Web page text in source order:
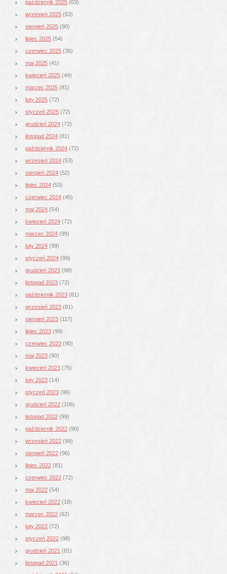
październik 2025 (63)
wrzesień 2025 (63)
sierpień 2025 (90)
lipiec 2025 (54)
czerwiec 2025 (36)
maj 2025 (41)
kwiecień 2025 (44)
marzec 2025 (81)
luty 2025 (72)
styczeń 2025 (72)
grudzień 2024 (72)
listopad 2024 (81)
październik 2024 (72)
wrzesień 2024 (53)
sierpień 2024 (52)
lipiec 2024 (53)
czerwiec 2024 (45)
maj 2024 (54)
kwiecień 2024 (72)
marzec 2024 (99)
luty 2024 (99)
styczeń 2024 (99)
grudzień 2023 (98)
listopad 2023 (72)
październik 2023 (81)
wrzesień 2023 (81)
sierpień 2023 (117)
lipiec 2023 (99)
czerwiec 2023 (90)
maj 2023 (90)
kwiecień 2023 (75)
luty 2023 (14)
styczeń 2023 (96)
grudzień 2022 (106)
listopad 2022 (99)
październik 2022 (90)
wrzesień 2022 (99)
sierpień 2022 (96)
lipiec 2022 (81)
czerwiec 2022 (72)
maj 2022 (54)
kwiecień 2022 (18)
marzec 2022 (62)
luty 2022 (72)
styczeń 2022 (98)
grudzień 2021 (81)
listopad 2021 (36)